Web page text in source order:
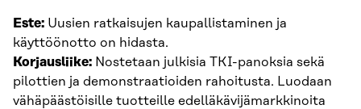
Este: Uusien ratkaisujen kaupallistaminen ja
käyttöönotto on hidasta.
Korjausliike: Nostetaan julkisia TKI-panoksia sekä
pilottien ja demonstraatioiden rahoitusta. Luodaan
vähäpäästöisille tuotteille edelläkävijämarkkinoita